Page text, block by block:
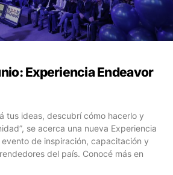
Experiencia Endeavor
tus ideas, descubrí cómo hacerlo y
se acerca una nueva Experiencia
de inspiración, capacitación y
del país. Conocé más en